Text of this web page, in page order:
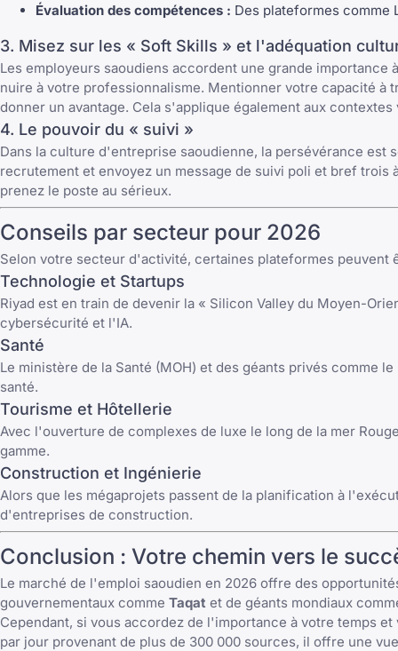
Évaluation des compétences : Des plateformes comme
3. Misez sur les « Soft Skills » et l'adéquation
Les employeurs saoudiens accordent une grande
nuire à votre professionnalisme. Mentionner votre capacité à
donner un avantage. Cela s'applique également aux
4. Le pouvoir du « suivi »
Dans la culture d'entreprise saoudienne, la persévérance
recrutement et envoyez un message de suivi poli et bref
prenez le poste au sérieux.
Conseils par secteur pour 2026
Selon votre secteur d'activité, certaines plateformes peuvent
Technologie et Startups
Riyad est en train de devenir la « Silicon Valley du Moyen-
cybersécurité et l'IA.
Santé
Le ministère de la Santé (MOH) et des géants privés comme
santé.
Tourisme et Hôtellerie
Avec l'ouverture de complexes de luxe le long de la mer
gamme.
Construction et Ingénierie
Alors que les mégaprojets passent de la planification à
d'entreprises de construction.
Conclusion : Votre chemin vers le
Le marché de l'emploi saoudien en 2026 offre des
gouvernementaux comme Taqat et de géants mondiaux
Cependant, si vous accordez de l'importance à votre temps
par jour provenant de plus de 300 000 sources, il offre une